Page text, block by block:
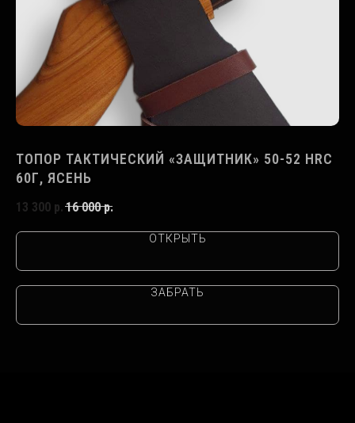
ТОПОР ТАКТИЧЕСКИЙ «ЗАЩИТНИК» 50-52 HRC
60Г, ЯСЕНЬ
13 300 р. 16 000 р.
ОТКРЫТЬ
ЗАБРАТЬ